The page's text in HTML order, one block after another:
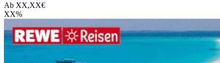
Ab XX,XX€
XX%